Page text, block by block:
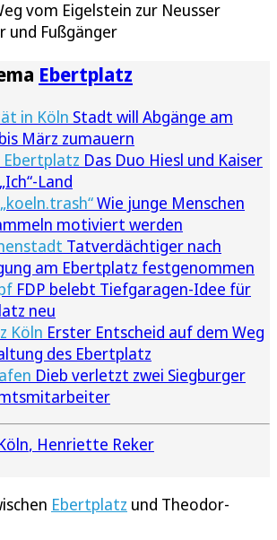
vom Eigelstein zur Neusser
und Fußgänger
Ebertplatz
in Köln Stadt will Abgänge am
März zumauern
Ebertplatz Das Duo Hiesl und Kaiser
Land
Wie junge Menschen
motiviert werden
Tatverdächtiger nach
am Ebertplatz festgenommen
FDP belebt Tiefgaragen-Idee für
neu
Köln Erster Entscheid auf dem Weg
des Ebertplatz
Dieb verletzt zwei Siegburger
Henriette Reker
Ebertplatz und Theodor-